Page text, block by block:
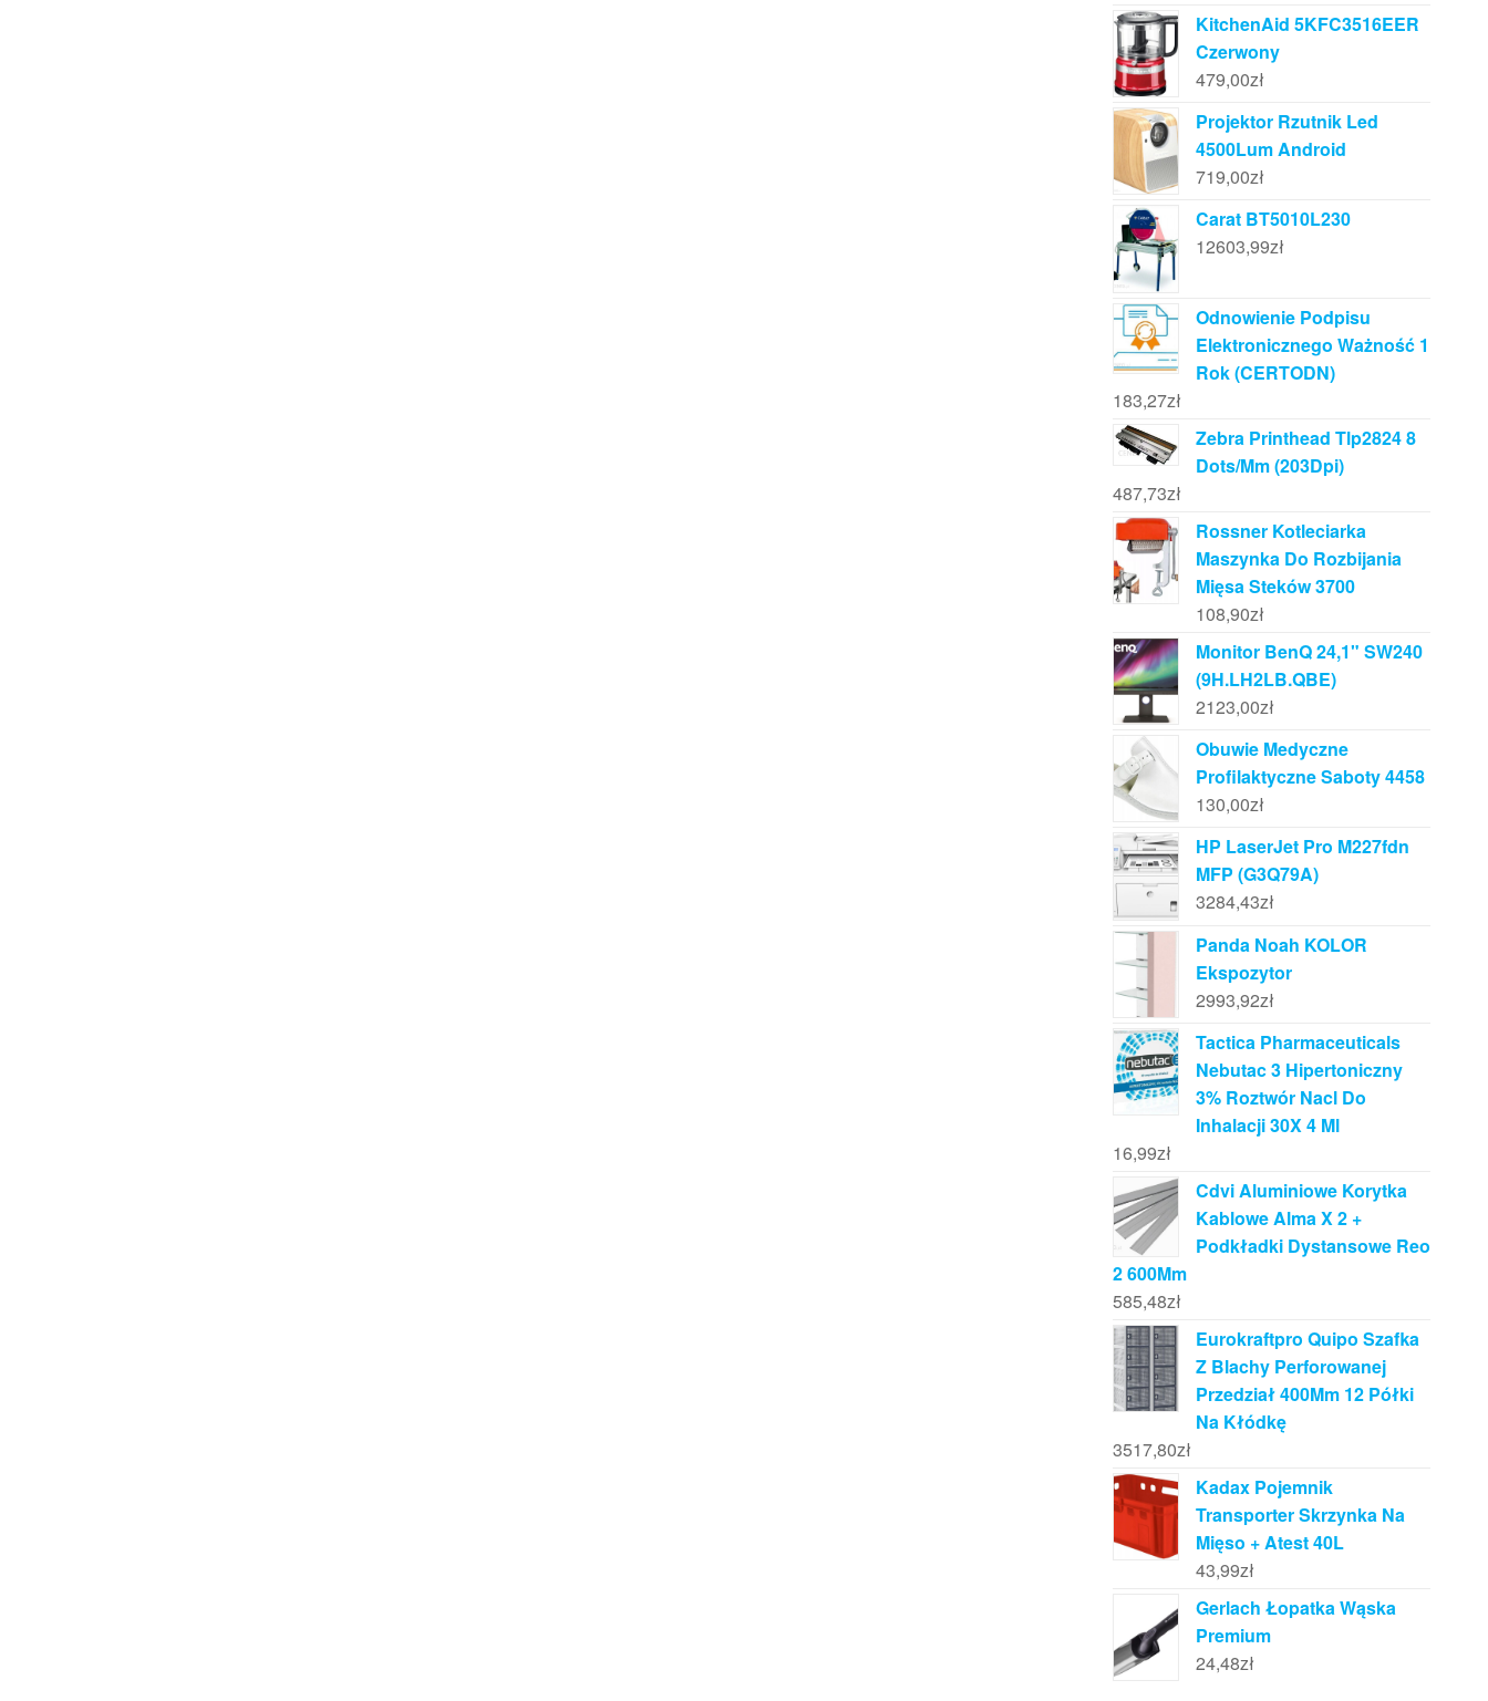
KitchenAid 5KFC3516EER
Czerwony
479,00zł
Projektor Rzutnik Led
4500Lum Android
719,00zł
Carat BT5010L230
12603,99zł
Odnowienie Podpisu
Elektronicznego Ważność 1
Rok (CERTODN)
183,27zł
Zebra Printhead Tlp2824 8
Dots/Mm (203Dpi)
487,73zł
Rossner Kotleciarka
Maszynka Do Rozbijania
Mięsa Steków 3700
108,90zł
Monitor BenQ 24,1" SW240
(9H.LH2LB.QBE)
2123,00zł
Obuwie Medyczne
Profilaktyczne Saboty 4458
130,00zł
HP LaserJet Pro M227fdn
MFP (G3Q79A)
3284,43zł
Panda Noah KOLOR
Ekspozytor
2993,92zł
Tactica Pharmaceuticals
Nebutac 3 Hipertoniczny
3% Roztwór Nacl Do
Inhalacji 30X 4 Ml
16,99zł
Cdvi Aluminiowe Korytka
Kablowe Alma X 2 +
Podkładki Dystansowe Reo
2 600Mm
585,48zł
Eurokraftpro Quipo Szafka
Z Blachy Perforowanej
Przedział 400Mm 12 Półki
Na Kłódkę
3517,80zł
Kadax Pojemnik
Transporter Skrzynka Na
Mięso + Atest 40L
43,99zł
Gerlach Łopatka Wąska
Premium
24,48zł